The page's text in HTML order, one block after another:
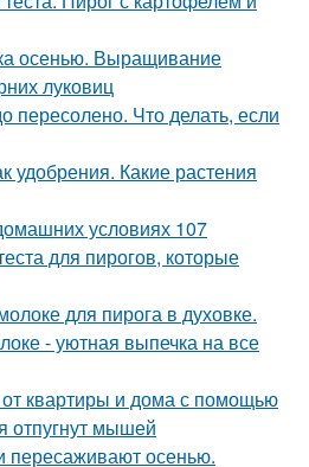
осенью. Выращивание
луковиц
пересолено. Что делать, если
удобрения. Какие растения
условиях 107
для пирогов, которые
для пирога в духовке.
- уютная выпечка на все
квартиры и дома с помощью
отпугнут мышей
пересаживают осенью.